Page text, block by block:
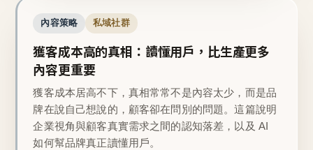
內容策略 私域社群
獲客成本高的真相：讀懂用戶，比生產更多
內容更重要
獲客成本居高不下，真相常常不是內容太少，而是品
牌在說自己想說的，顧客卻在問別的問題。這篇說明
企業視角與顧客真實需求之間的認知落差，以及 AI
如何幫品牌真正讀懂用戶。